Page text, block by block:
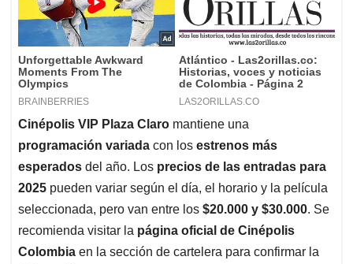
Cinépolis VIP Plaza Claro mantiene una
programación variada con los estrenos más
esperados del año. Los precios de las entradas para
2025 pueden variar según el día, el horario y la película
seleccionada, pero van entre los $20.000 y $30.000. Se
recomienda visitar la página oficial de Cinépolis
Colombia en la sección de cartelera para confirmar la